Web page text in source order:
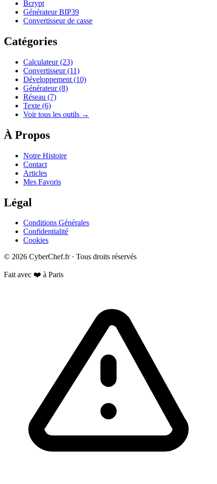
Bcrypt
Générateur BIP39
Convertisseur de casse
Catégories
Calculateur(23)
Convertisseur(11)
Développement (10)
Générateur(8)
Réseau (7)
Texte (6)
Voir tous les outils →
À Propos
Notre Histoire
Contact
Articles
Mes Favoris
Légal
Conditions Générales
Confidentialité
Cookies
© 2026 CyberChef.fr · Tous droits réservés
Fait avec ❤️ à Paris